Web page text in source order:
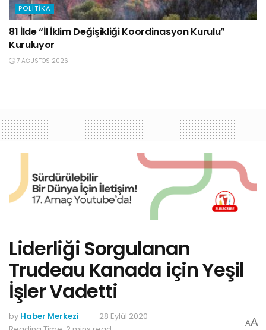
POLITIKA
81 İlde “İl İklim Değişikliği Koordinasyon Kurulu”
Kuruluyor
7 AĞUSTOS 2026
Liderliği Sorgulanan
Trudeau Kanada için Yeşil
İşler Vadetti
by Haber Merkezi
28 Eylül 2020
AA